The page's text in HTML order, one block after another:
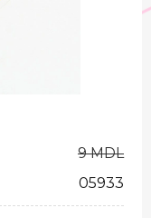
9 MDL
05933